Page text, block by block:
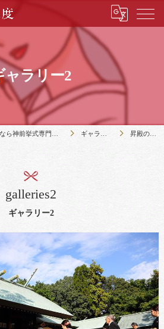
ャラリー2
ギャラリー2 昇殿の様子
ギャラリー2
galleries2